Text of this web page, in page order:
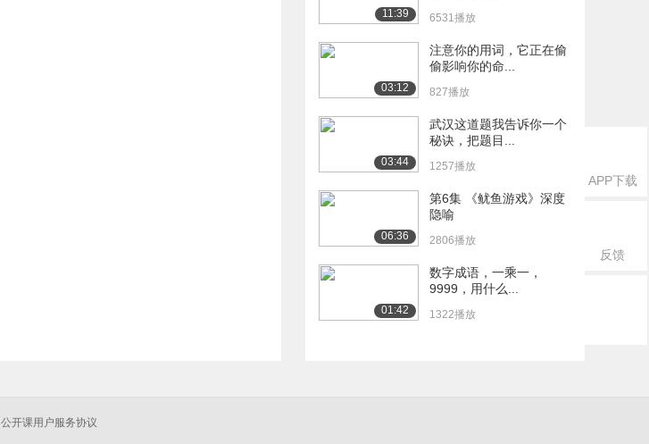
APP下载
反馈
11:39 6531播放
03:12
注意你的用词，它正在偷
偷影响你的命...
827播放
03:44
武汉这道题我告诉你一个
秘诀，把题目...
1257播放
06:36
第6集 《鱿鱼游戏》深度
隐喻
2806播放
01:42
数字成语，一乘一，
9999，用什么...
1322播放
公开课用户服务协议